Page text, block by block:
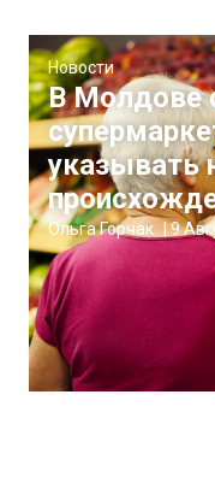
Новости
В Молдове
указывать
Ольга Горчак |9